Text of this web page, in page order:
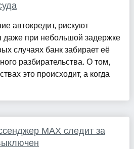
автокредит, рискуют
даже при небольшой задержке
случаях банк забирает её
разбирательства. О том,
это происходит, а когда
MAX следит за